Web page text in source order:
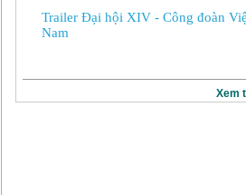
Trailer Đại hội XIV - Công đoàn
Nam
Xem